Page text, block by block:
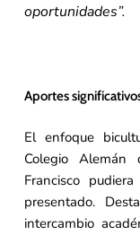
oportunidades”.
Aportes
El enfoque
Colegio
Francisco
presentado.
intercambio